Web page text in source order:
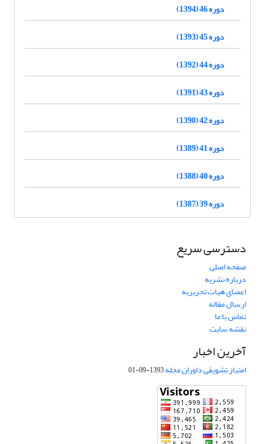
دوره 46 (1394)
دوره 45 (1393)
دوره 44 (1392)
دوره 43 (1391)
دوره 42 (1390)
دوره 41 (1389)
دوره 40 (1388)
دوره 39 (1387)
دسترسی سریع
صفحه اصلی
درباره نشریه
اعضای هیات تحریریه
ارسال مقاله
تماس با ما
نقشه سایت
آخرین اخبار
امتیاز تشویقی داوران مجله1393-09-01